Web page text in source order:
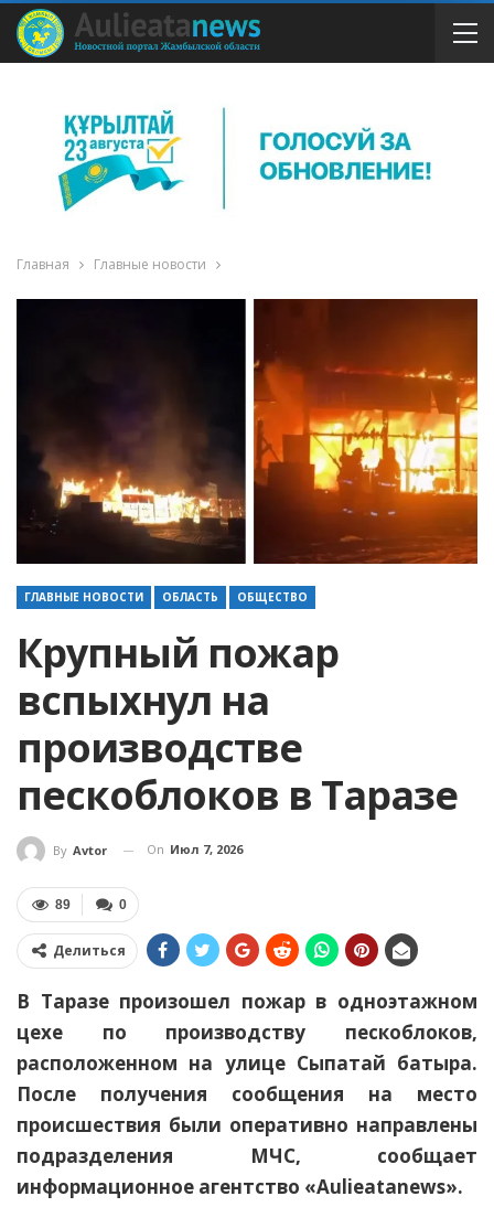
Главная Главные новости
ГЛАВНЫЕ НОВОСТИ ОБЛАСТЬ ОБЩЕСТВО
Крупный пожар
вспыхнул на
производстве
пескоблоков в Таразе
By Avtor On Июл 7, 2026
0
89
Делиться
В Таразе произошел пожар в одноэтажном
цехе по производству пескоблоков,
расположенном на улице Сыпатай батыра.
После получения сообщения на место
происшествия были оперативно направлены
подразделения МЧС, сообщает
информационное агентство «Aulieatanews».